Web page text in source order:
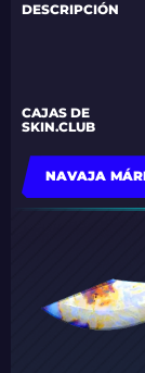
DESCRIPCIÓN
CAJAS DE
SKIN.CLUB
NAVAJA